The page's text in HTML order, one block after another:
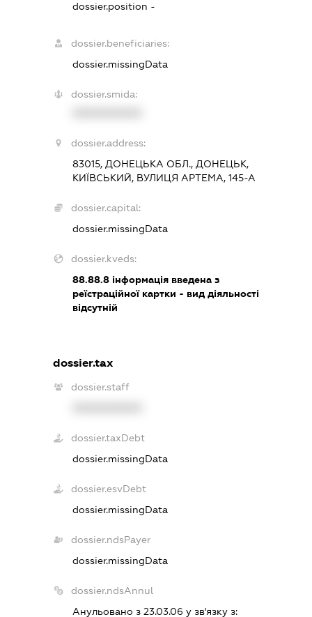
dossier.position -
dossier.beneficiaries:
dossier.missingData
dossier.smida:
dossier.address:
83015, ДОНЕЦЬКА ОБЛ., ДОНЕЦЬК,
КИЇВСЬКИЙ, ВУЛИЦЯ АРТЕМА, 145-А
dossier.capital:
dossier.missingData
dossier.kveds:
88.88.8інформація введена з
реїстраційної картки - вид діяльності
відсутній
dossier.tax
dossier.staff
dossier.taxDebt
dossier.missingData
dossier.esvDebt
dossier.missingData
dossier.ndsPayer
dossier.missingData
dossier.ndsAnnul
Анульовано з 23.03.06 у зв'язку з: